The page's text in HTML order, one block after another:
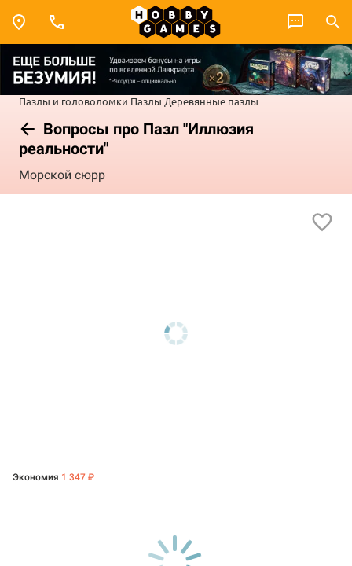
Пазлы и головоломки Пазлы Деревянные пазлы
Вопросы про Пазл "Иллюзия
реальности"
Морской сюрр
Экономия 1 347 ₽